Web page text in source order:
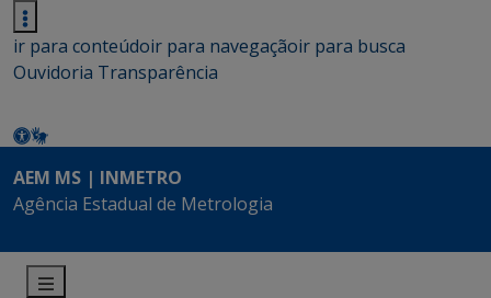
ir para conteúdoir para navegaçãoir para busca
Ouvidoria Transparência
AEM MS | INMETRO
Agência Estadual de Metrologia